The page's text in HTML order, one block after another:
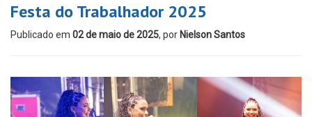
Festa do Trabalhador 2025
Publicado em 02 de maio de 2025, por Nielson Santos